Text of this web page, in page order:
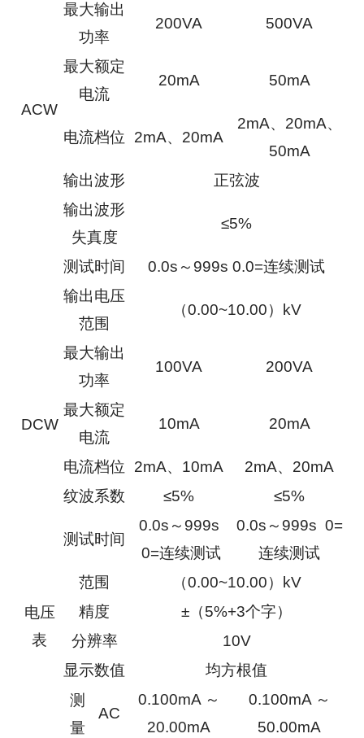
ACW
最大输出
功率
200VA 500VA
最大额定
电流
20mA 50mA
电流档位 2mA、20mA
2mA、20mA、
50mA
输出波形
正弦波
输出波形
失真度
≤5%
测试时间 0.0s～999s 0.0=连续测试
DCW
输出电压
范围
（0.00~10.00）kV
最大输出
功率
100VA 200VA
最大额定
电流
10mA 20mA
电流档位 2mA、10mA
2mA、20mA
纹波系数
≤5% ≤5%
测试时间
0.0s～999s
0=连续测试
0.0s～999s 0=
连续测试
电压
表
范围
（0.00~10.00）kV
精度
±（5%+3个字）
分辨率
10V
显示数值
均方根值
测
量
AC
0.100mA ～
20.00mA
0.100mA ～
50.00mA